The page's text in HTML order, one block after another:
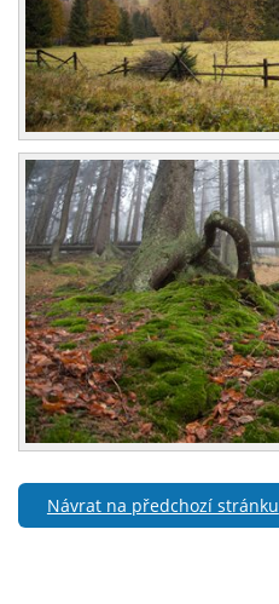
Návrat na předchozí stránku